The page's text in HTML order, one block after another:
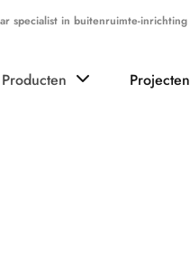
specialist in buitenruimte-inrichting
Producten Projecten